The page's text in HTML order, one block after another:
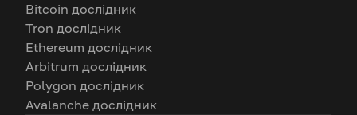
Bitcoin дослідник
Tron дослідник
Ethereum дослідник
Arbitrum дослідник
Polygon дослідник
Avalanche дослідник